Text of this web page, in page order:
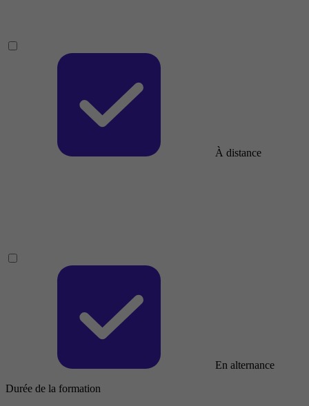
À distance
En alternance
Durée de la formation